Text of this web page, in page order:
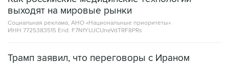
выходят на мировые рынки
Социальная реклама, АНО «Национальные приоритеты».
ИНН 7725383515 Erid: F7NfYUJCUneVdTRF8PRs
Трамп заявил, что переговоры с Ираном